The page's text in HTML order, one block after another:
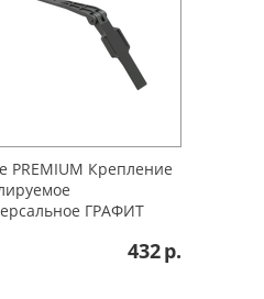
PREMIUM Крепление
ГРАФИТ
432р.